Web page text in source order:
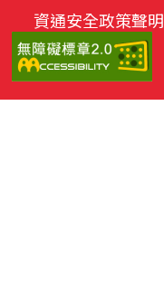
資通安全政策聲明